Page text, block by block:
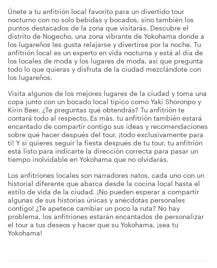
Únete a tu anfitrión local favorito para un divertido tour
nocturno con no solo bebidas y bocados, sino también los
puntos destacados de la zona que visitarás. Descubre el
distrito de Nogecho, una zona vibrante de Yokohama donde a
los lugareños les gusta relajarse y divertirse por la noche. Tu
anfitrión local es un experto en vida nocturna y está al día de
los locales de moda y los lugares de moda, así que pregunta
todo lo que quieras y disfruta de la ciudad mezclándote con
los lugareños.
Visita algunos de los mejores lugares de la ciudad y toma una
copa junto con un bocado local típico como Yaki Shoronpo y
Kirin Beer. ¿Te preguntas qué obtendrás? Tu anfitrión te
contará todo al respecto. Es más, tu anfitrión también estará
encantado de compartir contigo sus ideas y recomendaciones
sobre qué hacer después del tour, ¡todo exclusivamente para
ti! Y si quieres seguir la fiesta después de tu tour, tu anfitrión
está listo para indicarte la dirección correcta para pasar un
tiempo inolvidable en Yokohama que no olvidarás.
Los anfitriones locales son narradores natos, cada uno con un
historial diferente que abarca desde la cocina local hasta el
estilo de vida de la ciudad. ¡No pueden esperar a compartir
algunas de sus historias únicas y anécdotas personales
contigo! ¿Te apetece cambiar un poco la ruta? No hay
problema, los anfitriones estarán encantados de personalizar
el tour a tus deseos y hacer que su Yokohama, ¡sea tu
Yokohama!